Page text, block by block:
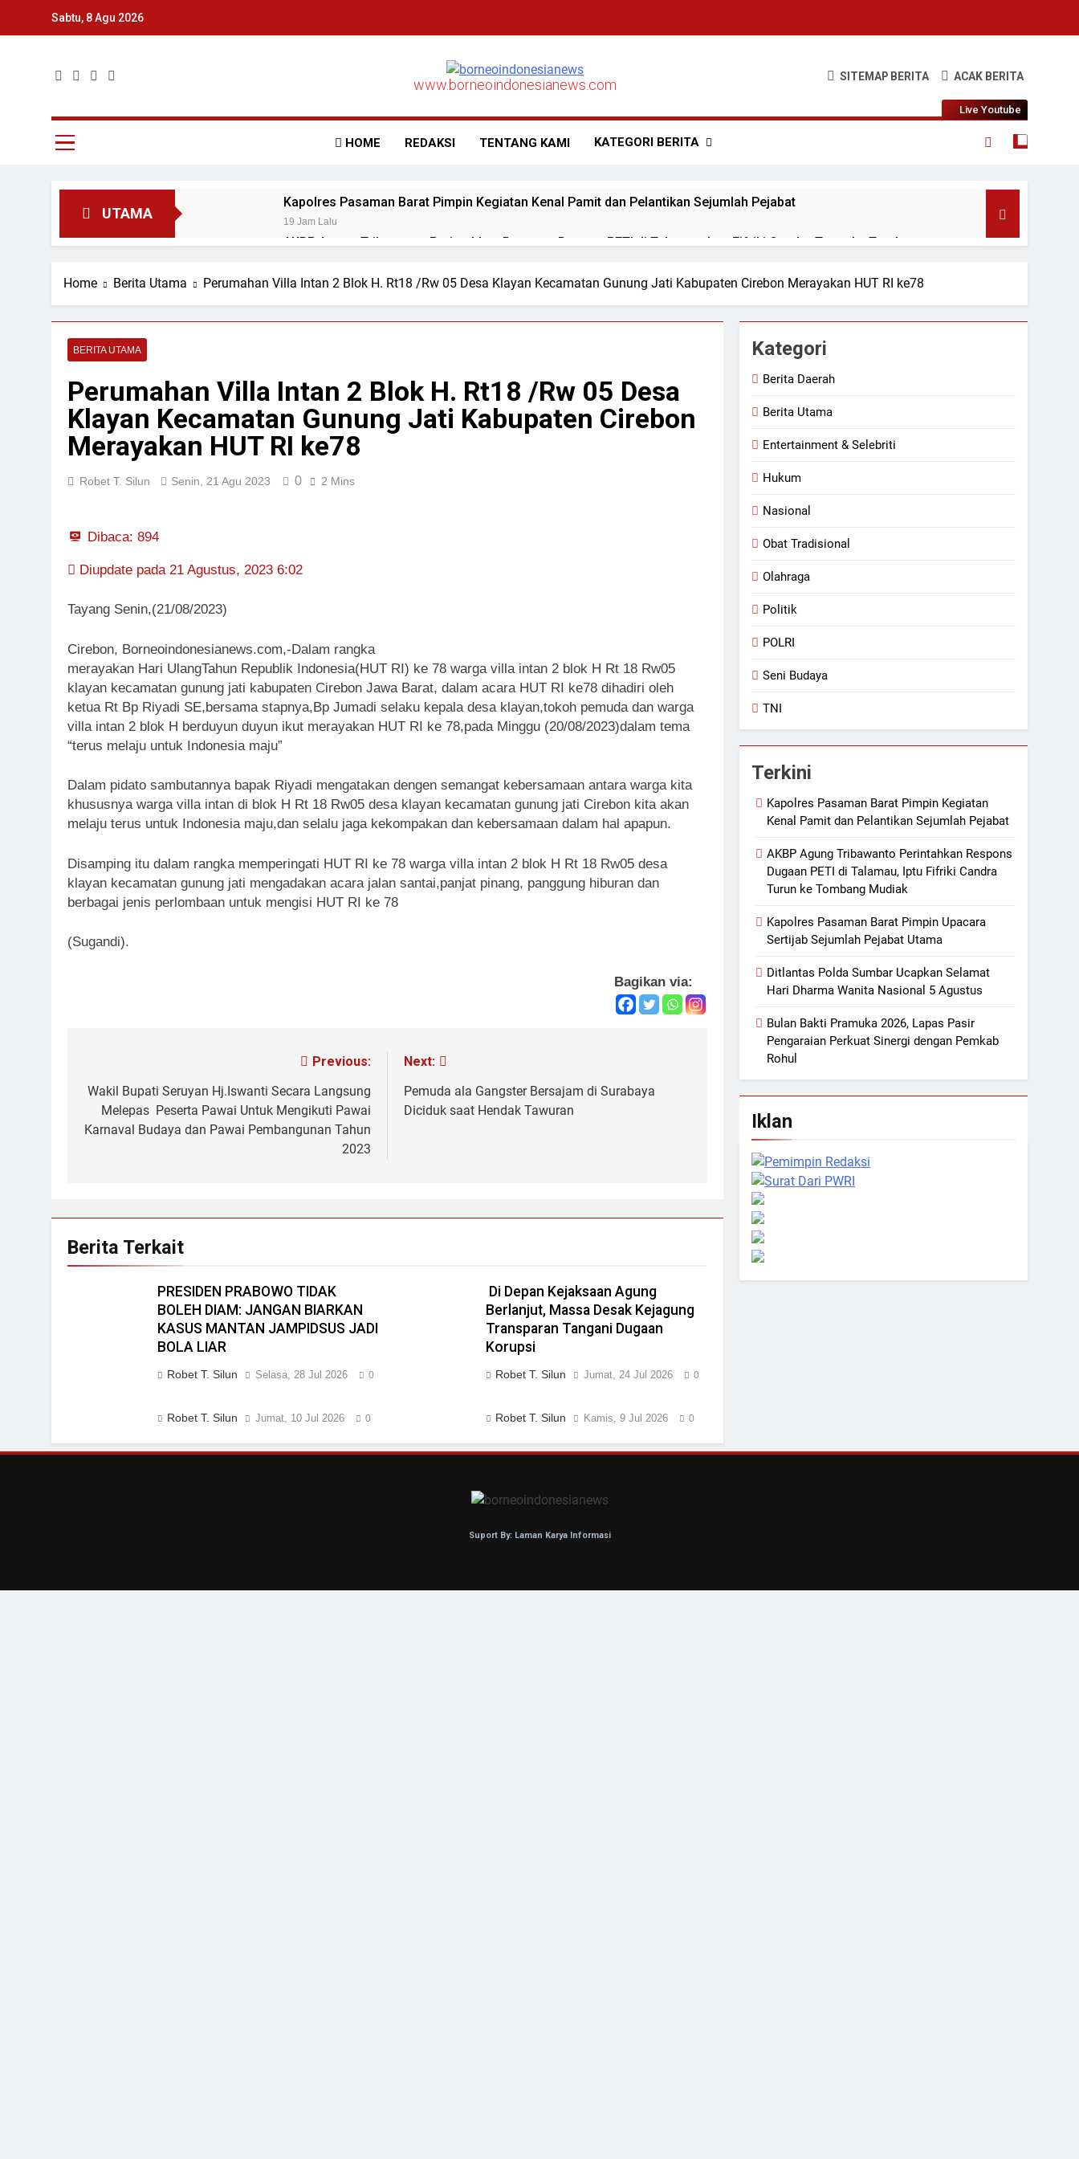
Sabtu, 8 Agu 2026
www.borneoindonesianews.com SITEMAP BERITA ACAK BERITA
HOME REDAKSI TENTANG KAMI KATEGORI BERITA
Live Youtube
UTAMA
Kapolres Pasaman Barat Pimpin Kegiatan Kenal Pamit dan Pelantikan Sejumlah Pejabat
19 Jam Lalu
AKBP Agung Tribawanto Perintahkan Respons Dugaan PETI di Talamau, Iptu Fifriki Candra Turun ke Tombang
19 Jam Lalu
Kapolres Pasaman Barat Pimpin Upacara Sertijab Sejumlah Pejabat Utama
Bulan Bakti Pramuka 2026, Lapas Pasir Pengaraian Perkuat Sinergi dengan Pemkab Rohul
19 Jam Lalu
Kadis PUPR Rohul Pimpin Bakti Sosial, Daur Ulang Aspal untuk Tambal Jalan Berlubang
19 Jam Lalu
Home Berita Utama Perumahan Villa Intan 2 Blok H. Rt18 /Rw 05 Desa Klayan Kecamatan Gunung Jati Kabupaten Cirebon Merayakan HUT RI ke78
BERITA UTAMA
Perumahan Villa Intan 2 Blok H. Rt18 /Rw 05 Desa
Klayan Kecamatan Gunung Jati Kabupaten Cirebon
Merayakan HUT RI ke78
Robet T. Silun Senin, 21 Agu 2023 0 2 Mins
Dibaca: 894
Diupdate pada 21 Agustus, 2023 6:02
Tayang Senin,(21/08/2023)
Cirebon, Borneoindonesianews.com,-Dalam rangka
merayakan Hari UlangTahun Republik Indonesia(HUT RI) ke 78 warga villa intan 2 blok H Rt 18 Rw05
klayan kecamatan gunung jati kabupaten Cirebon Jawa Barat, dalam acara HUT RI ke78 dihadiri oleh
ketua Rt Bp Riyadi SE,bersama stapnya,Bp Jumadi selaku kepala desa klayan,tokoh pemuda dan warga
villa intan 2 blok H berduyun duyun ikut merayakan HUT RI ke 78,pada Minggu (20/08/2023)dalam tema
“terus melaju untuk Indonesia maju”
Dalam pidato sambutannya bapak Riyadi mengatakan dengen semangat kebersamaan antara warga kita
khususnya warga villa intan di blok H Rt 18 Rw05 desa klayan kecamatan gunung jati Cirebon kita akan
melaju terus untuk Indonesia maju,dan selalu jaga kekompakan dan kebersamaan dalam hal apapun.
Disamping itu dalam rangka memperingati HUT RI ke 78 warga villa intan 2 blok H Rt 18 Rw05 desa
klayan kecamatan gunung jati mengadakan acara jalan santai,panjat pinang, panggung hiburan dan
berbagai jenis perlombaan untuk mengisi HUT RI ke 78
(Sugandi).
Bagikan via:
pos
Previous:
Wakil Bupati Seruyan Hj.Iswanti Secara Langsung
Melepas Peserta Pawai Untuk Mengikuti Pawai
Karnaval Budaya dan Pawai Pembangunan Tahun
2023
Next:
Pemuda ala Gangster Bersajam di Surabaya
Diciduk saat Hendak Tawuran
Berita Terkait
PRESIDEN PRABOWO TIDAK
BOLEH DIAM: JANGAN BIARKAN
KASUS MANTAN JAMPIDSUS JADI
BOLA LIAR
Robet T. Silun Selasa, 28 Jul 2026 0
Di Depan Kejaksaan Agung
Berlanjut, Massa Desak Kejagung
Transparan Tangani Dugaan
Korupsi
Robet T. Silun Jumat, 24 Jul 2026 0
Robet T. Silun Jumat, 10 Jul 2026 0 Robet T. Silun Kamis, 9 Jul 2026 0
Kategori
Berita Daerah
Berita Utama
Entertainment & Selebriti
Hukum
Nasional
Obat Tradisional
Olahraga
Politik
POLRI
Seni Budaya
TNI
Terkini
Kapolres Pasaman Barat Pimpin Kegiatan
Kenal Pamit dan Pelantikan Sejumlah Pejabat
AKBP Agung Tribawanto Perintahkan Respons
Dugaan PETI di Talamau, Iptu Fifriki Candra
Turun ke Tombang Mudiak
Kapolres Pasaman Barat Pimpin Upacara
Sertijab Sejumlah Pejabat Utama
Ditlantas Polda Sumbar Ucapkan Selamat
Hari Dharma Wanita Nasional 5 Agustus
Bulan Bakti Pramuka 2026, Lapas Pasir
Pengaraian Perkuat Sinergi dengan Pemkab
Rohul
Iklan
Suport By: Laman Karya Informasi